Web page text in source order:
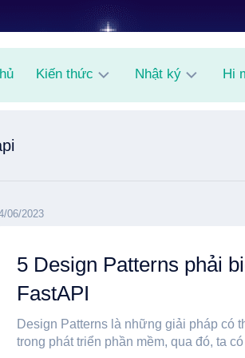
Kiến thức Nhật ký Hi
06/2023
5 Design Patterns phải
FastAPI
Design Patterns là những giải pháp có
trong phát triển phần mềm, qua đó, ta có